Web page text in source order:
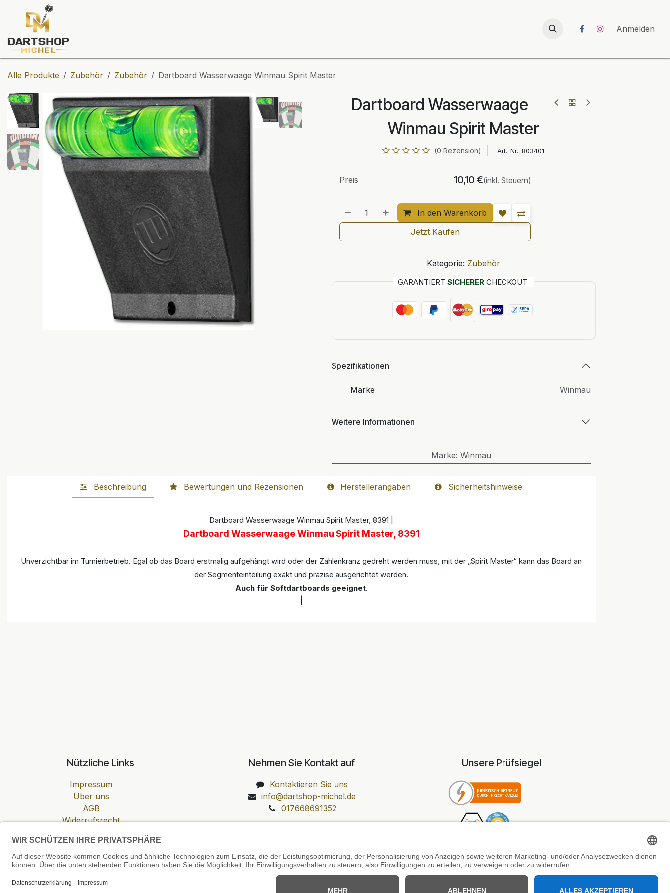
Zum Inhalt springen
UNICORN-Launch 2026 Anmelden
Alle Produkte Zubehör Zubehör Dartboard Wasserwaage Winmau Spirit Master
Dartboard Wasserwaage
Winmau Spirit Master
(0 Rezension) Art.-Nr.: 803401
In den Warenkorb
Preis 10,10 €(inkl. Steuern)
Jetzt Kaufen
Kategorie: Zubehör
GARANTIERT SICHERERCHECKOUT
Spezifikationen
Marke Winmau
Weitere Informationen
Marke: Winmau
Beschreibung Bewertungen und Rezensionen Herstellerangaben Sicherheitshinweise
Dartboard Wasserwaage Winmau Spirit Master, 8391 |
Dartboard Wasserwaage Winmau Spirit Master, 8391
Unverzichtbar im Turnierbetrieb. Egal ob das Board erstmalig aufgehängt wird oder der Zahlenkranz gedreht werden muss, mit der „Spirit Master“ kann das Board an
der Segmenteinteilung exakt und präzise ausgerichtet werden.
Auch für Softdartboards geeignet.
Nützliche Links
Impressum
Über uns
AGB
Widerrufsrecht
Zahlung & Versand
Cookie-Einstellungen
Nehmen Sie Kontakt auf
Kontaktieren Sie uns
info@dartshop-michel.de
017668691352
Unsere Prüfsiegel